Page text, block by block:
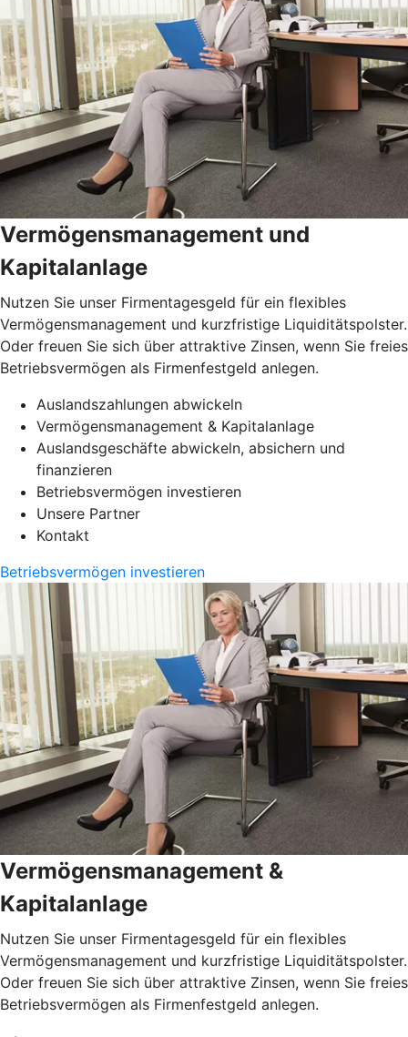
Vermögensmanagement und
Kapitalanlage
Nutzen Sie unser Firmentagesgeld für ein flexibles
Vermögensmanagement und kurzfristige Liquiditätspolster.
Oder freuen Sie sich über attraktive Zinsen, wenn Sie freies
Betriebsvermögen als Firmenfestgeld anlegen.
Auslandszahlungen abwickeln
Vermögensmanagement & Kapitalanlage
Auslandsgeschäfte abwickeln, absichern und
finanzieren
Betriebsvermögen investieren
Unsere Partner
Kontakt
Betriebsvermögen investieren
Vermögensmanagement &
Kapitalanlage
Nutzen Sie unser Firmentagesgeld für ein flexibles
Vermögensmanagement und kurzfristige Liquiditätspolster.
Oder freuen Sie sich über attraktive Zinsen, wenn Sie freies
Betriebsvermögen als Firmenfestgeld anlegen.